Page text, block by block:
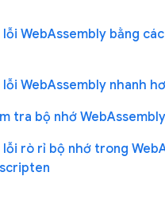
lỗi WebAssembly bằng
lỗi WebAssembly nhanh
tra bộ nhớ WebAssembly
lỗi rò rỉ bộ nhớ trong